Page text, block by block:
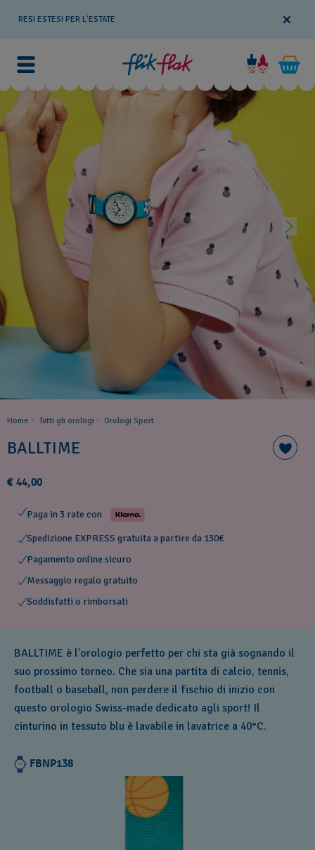
RESI ESTESI PER L'ESTATE
Home Tutti gli orologi Orologi Sport
BALLTIME
€ 44,00
Paga in 3 rate con
Spedizione EXPRESS gratuita a partire da 130€
Pagamento online sicuro
Messaggio regalo gratuito
Soddisfatti o rimborsati
BALLTIME è l’orologio perfetto per chi sta già sognando il
suo prossimo torneo. Che sia una partita di calcio, tennis,
football o baseball, non perdere il fischio di inizio con
questo orologio Swiss-made dedicato agli sport! Il
cinturino in tessuto blu è lavabile in lavatrice a 40°C.
FBNP138